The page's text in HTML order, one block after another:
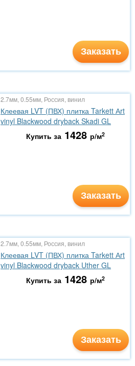
Заказать
2.7мм, 0.55мм, Россия, винил
Клеевая LVT (ПВХ) плитка Tarkett Аrt
vinyl Blackwood dryback Skadi GL
Купить за 1428 р/м2
Заказать
2.7мм, 0.55мм, Россия, винил
Клеевая LVT (ПВХ) плитка Tarkett Аrt
vinyl Blackwood dryback Uther GL
Купить за 1428 р/м2
Заказать